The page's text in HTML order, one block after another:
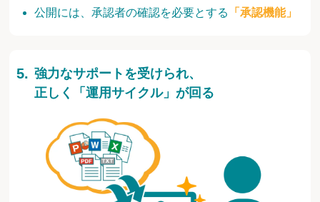
公開には、承認者の確認を必要とする
「承認機能」
強力なサポートを受けられ、
正しく「運用サイクル」が回る